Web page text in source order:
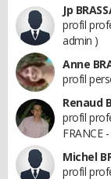
Jp
profil
admin )
Anne
profil
Renaud
profil
FRANCE
Michel
profil